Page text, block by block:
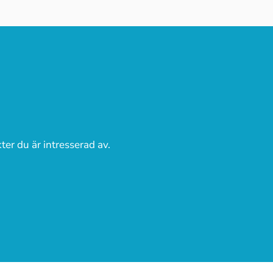
du är intresserad av.